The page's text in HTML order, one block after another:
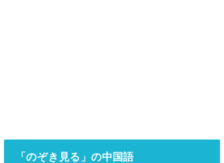
「のぞき見る」の中国語